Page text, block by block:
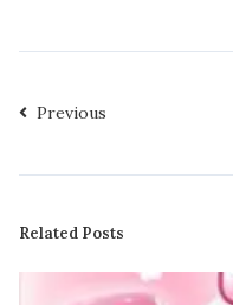
Previous
Related Posts